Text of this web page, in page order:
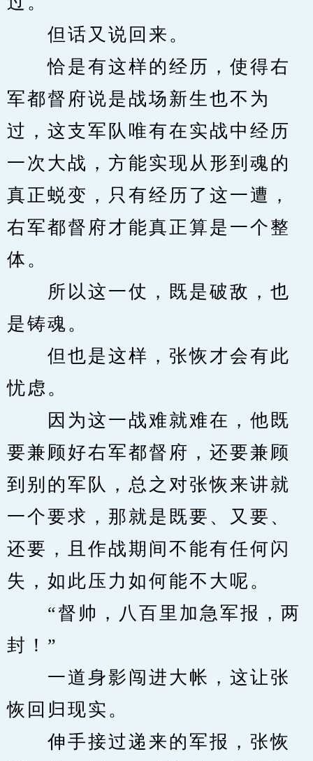
但话又说回来。
恰是有这样的经历，使得右
军都督府说是战场新生也不为
过，这支军队唯有在实战中经历
一次大战，方能实现从形到魂的
真正蜕变，只有经历了这一遭，
右军都督府才能真正算是一个整
体。
所以这一仗，既是破敌，也
是铸魂。
但也是这样，张恢才会有此
忧虑。
因为这一战难就难在，他既
要兼顾好右军都督府，还要兼顾
到别的军队，总之对张恢来讲就
一个要求，那就是既要、又要、
还要，且作战期间不能有任何闪
失，如此压力如何能不大呢。
“督帅，八百里加急军报，两
封！”
一道身影闯进大帐，这让张
恢回归现实。
伸手接过递来的军报，张恢